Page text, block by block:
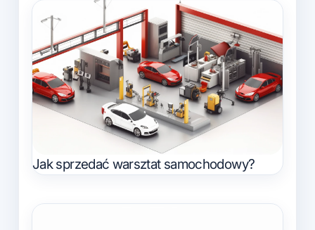
Jak sprzedać warsztat samochodowy?